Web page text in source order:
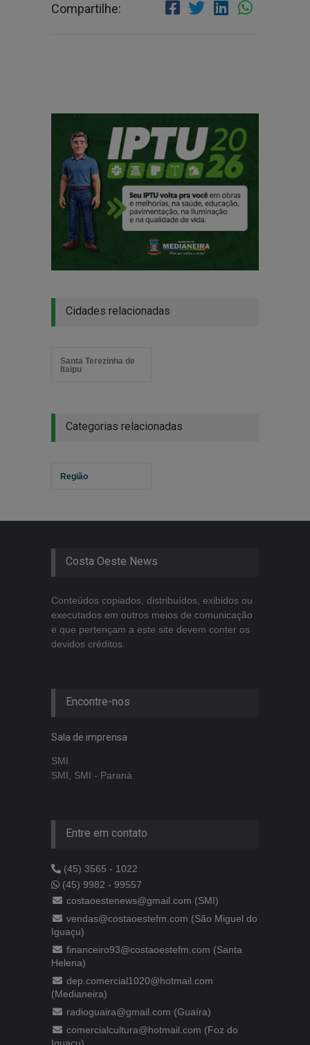
Compartilhe:
Cidades relacionadas
Santa Terezinha de
Itaipu
Categorias relacionadas
Região
Costa Oeste News
Conteúdos copiados, distribuídos, exibidos ou
executados em outros meios de comunicação
e que pertençam a este site devem conter os
devidos créditos.
Encontre-nos
Sala de imprensa
SMI
SMI, SMI - Paraná
Entre em contato
(45) 3565 - 1022
(45) 9982 - 99557
costaoestenews@gmail.com (SMI)
vendas@costaoestefm.com (São Miguel do
Iguaçu)
financeiro93@costaoestefm.com (Santa
Helena)
dep.comercial1020@hotmail.com
(Medianeira)
radioguaira@gmail.com (Guaíra)
comercialcultura@hotmail.com (Foz do